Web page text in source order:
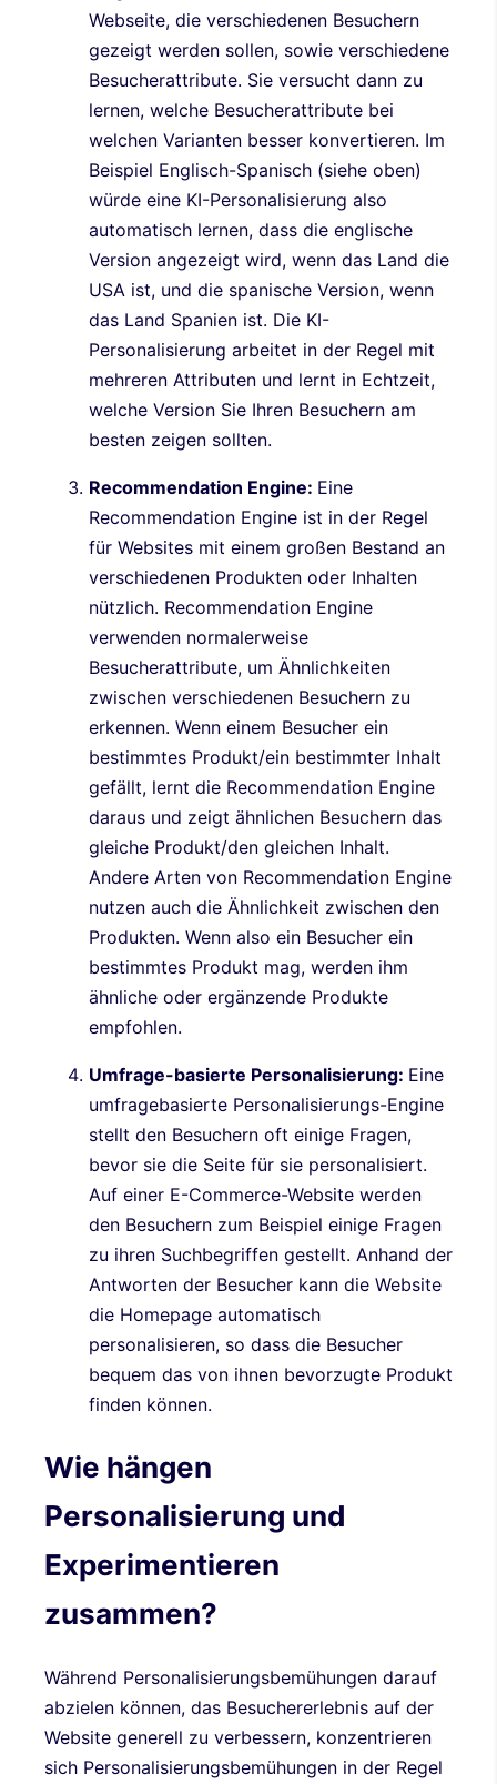
Webseite, die verschiedenen Besuchern
gezeigt werden sollen, sowie verschiedene
Besucherattribute. Sie versucht dann zu
lernen, welche Besucherattribute bei
welchen Varianten besser konvertieren. Im
Beispiel Englisch-Spanisch (siehe oben)
würde eine KI-Personalisierung also
automatisch lernen, dass die englische
Version angezeigt wird, wenn das Land die
USA ist, und die spanische Version, wenn
das Land Spanien ist. Die KI-
Personalisierung arbeitet in der Regel mit
mehreren Attributen und lernt in Echtzeit,
welche Version Sie Ihren Besuchern am
besten zeigen sollten.
Recommendation Engine: Eine
Recommendation Engine ist in der Regel
für Websites mit einem großen Bestand an
verschiedenen Produkten oder Inhalten
nützlich. Recommendation Engine
verwenden normalerweise
Besucherattribute, um Ähnlichkeiten
zwischen verschiedenen Besuchern zu
erkennen. Wenn einem Besucher ein
bestimmtes Produkt/ein bestimmter Inhalt
gefällt, lernt die Recommendation Engine
daraus und zeigt ähnlichen Besuchern das
gleiche Produkt/den gleichen Inhalt.
Andere Arten von Recommendation Engine
nutzen auch die Ähnlichkeit zwischen den
Produkten. Wenn also ein Besucher ein
bestimmtes Produkt mag, werden ihm
ähnliche oder ergänzende Produkte
empfohlen.
Umfrage-basierte Personalisierung: Eine
umfragebasierte Personalisierungs-Engine
stellt den Besuchern oft einige Fragen,
bevor sie die Seite für sie personalisiert.
Auf einer E-Commerce-Website werden
den Besuchern zum Beispiel einige Fragen
zu ihren Suchbegriffen gestellt. Anhand der
Antworten der Besucher kann die Website
die Homepage automatisch
personalisieren, so dass die Besucher
bequem das von ihnen bevorzugte Produkt
finden können.
Wie hängen
Personalisierung und
Experimentieren
zusammen?
Während Personalisierungsbemühungen darauf
abzielen können, das Besuchererlebnis auf der
Website generell zu verbessern, konzentrieren
sich Personalisierungsbemühungen in der Regel